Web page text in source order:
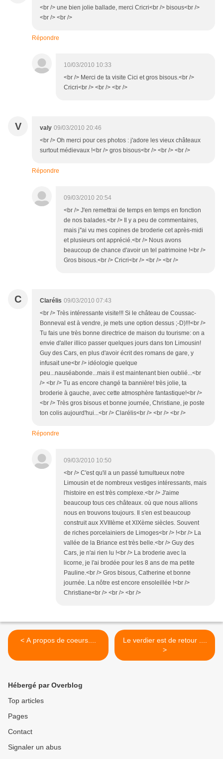
<br /> une bien jolie ballade, merci Cricri<br /> bisous<br />
<br /> <br />
Répondre
10/03/2010 10:33
<br /> Merci de ta visite Cici et gros bisous.<br />
Cricri<br /> <br /> <br />
V valy 09/03/2010 20:46
<br /> Oh merci pour ces photos : j'adore les vieux châteaux
surtout médievaux !<br /> gros bisous<br /> <br /> <br />
Répondre
09/03/2010 20:54
<br /> J'en remettrai de temps en temps en fonction
de nos balades.<br /> Il y a peu de commentaires,
mais j''ai vu mes copines de broderie cet après-midi
et plusieurs ont apprécié.<br /> Nous avons
beaucoup de chance d'avoir un tel patrimoine !<br />
Gros bisous.<br /> Cricri<br /> <br /> <br />
C Clarélis 09/03/2010 07:43
<br /> Très intéressante visite!!! Si le château de Coussac-
Bonneval est à vendre, je mets une option dessus ;-D)!!!<br />
Tu fais une très bonne directrice de maison du tourisme: on a
envie d'aller illico passer quelques jours dans ton Limousin!
Guy des Cars, en plus d'avoir écrit des romans de gare, y
infusait une<br /> idéologie quelque
peu...nauséabonde...mais il est maintenant bien oublié...<br
/> <br /> Tu as encore changé ta bannière! très jolie, ta
broderie à gauche, avec cette atmosphère fantastique!<br />
<br /> Très gros bisous et bonne journée, Christiane, je poste
ton colis aujourd'hui...<br /> Clarélis<br /> <br /> <br />
Répondre
09/03/2010 10:50
<br /> C'est qu'il a un passé tumultueux notre
Limousin et de nombreux vestiges intéressants, mais
l'histoire en est très complexe.<br /> J'aime
beaucoup tous ces châteaux. où que nous allions
nous en trouvons toujours. Il s'en est beaucoup
construit aux XVIIIème et XIXème siècles. Souvent
de riches porcelainiers de Limoges<br /> !<br /> La
vallée de la Briance est très belle.<br /> Guy des
Cars, je n'ai rien lu !<br /> La broderie avec la
licorne, je l'ai brodée pour les 8 ans de ma petite
Pauline.<br /> Gros bisous, Catherine et bonne
journée. La nôtre est encore ensoleillée !<br />
Christiane<br /> <br /> <br />
< A propos de coeurs....
Le verdier est de retour ....
>
Hébergé par Overblog
Top articles
Pages
Contact
Signaler un abus